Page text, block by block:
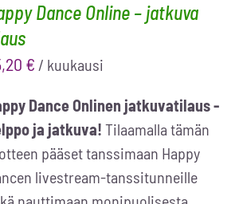
Dance Online – jatkuva
€ / kuukausi
Dance Onlinen jatkuvatilaus -
ja jatkuva! Tilaamalla tämän
pääset tanssimaan Happy
livestream-tanssitunneille